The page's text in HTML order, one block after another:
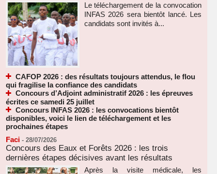
Le téléchargement de la convocation
INFAS 2026 sera bientôt lancé. Les
candidats sont invités à...
CAFOP 2026 : des résultats toujours attendus, le flou
qui fragilise la confiance des candidats
Concours d’Adjoint administratif 2026 : les épreuves
écrites ce samedi 25 juillet
Concours INFAS 2026 : les convocations bientôt
disponibles, voici le lien de téléchargement et les
prochaines étapes
Faci - 28/07/2026
Concours des Eaux et Forêts 2026 : les trois
dernières étapes décisives avant les résultats
Après la visite médicale, les